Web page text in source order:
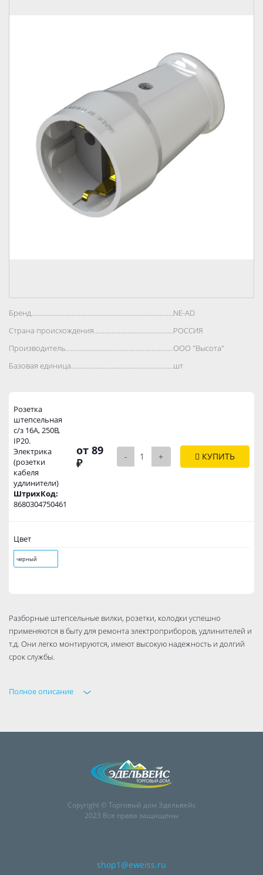
Бренд..................................................................................NE-AD
Страна происхождения..................................................................................
РОССИЯ
Производитель..................................................................................
ООО "Высота"
Базовая единица..................................................................................
шт
Розетка
штепсельная
с/з 16А, 250В,
IP20.
Электрика
(розетки
кабеля
удлинители)
ШтрихКод:
8680304750461
от 89
₽
- + КУПИТЬ
Цвет
черный
Разборные штепсельные вилки, розетки, колодки успешно
применяются в быту для ремонта электроприборов, удлинителей и
т.д. Они легко монтируются, имеют высокую надежность и долгий
срок службы.
Полное описание
Copyright © Торговый дом Эдельвейс
2023 Все права защищены
shop1@eweiss.ru